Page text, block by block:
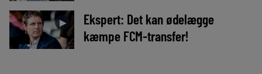
►
Ekspert: Det kan ødelægge
kæmpe FCM-transfer!